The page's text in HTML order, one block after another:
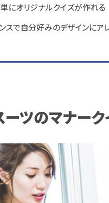
にオリジナルクイズが作れる
で自分好みのデザインにアレ
ーツのマナー